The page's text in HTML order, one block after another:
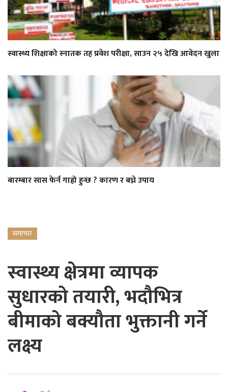
स्वास्थ्य शिक्षाको स्नातक तह प्रवेश परीक्षा, साउन २५ देखि आवेदन खुला
बारम्बार सास फेर्न गाह्रो हुन्छ ? कारण र बच्ने उपाय
समाचार
स्वास्थ्य क्षेत्रमा व्यापक
सुधारको तयारी, भदौभित्र
बीमाको बक्यौता भुक्तानी गर्ने
लक्ष्य